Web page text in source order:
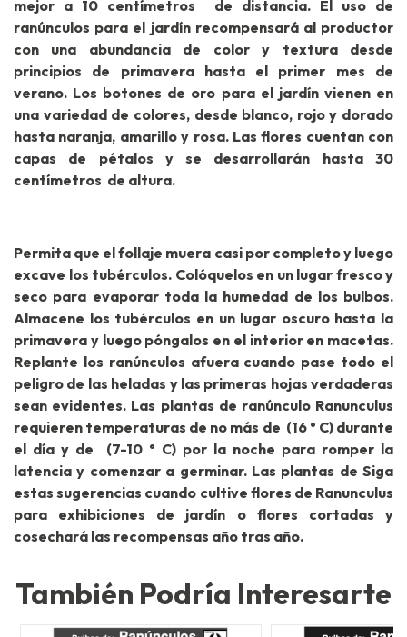
mejor a 10 centímetros de distancia. El uso de
ranúnculos para el jardín recompensará al productor
con una abundancia de color y textura desde
principios de primavera hasta el primer mes de
verano. Los botones de oro para el jardín vienen en
una variedad de colores, desde blanco, rojo y dorado
hasta naranja, amarillo y rosa. Las flores cuentan con
capas de pétalos y se desarrollarán hasta 30
centímetros de altura.
Permita que el follaje muera casi por completo y luego
excave los tubérculos. Colóquelos en un lugar fresco y
seco para evaporar toda la humedad de los bulbos.
Almacene los tubérculos en un lugar oscuro hasta la
primavera y luego póngalos en el interior en macetas.
Replante los ranúnculos afuera cuando pase todo el
peligro de las heladas y las primeras hojas verdaderas
sean evidentes. Las plantas de ranúnculo Ranunculus
requieren temperaturas de no más de (16 ° C) durante
el día y de (7-10 ° C) por la noche para romper la
latencia y comenzar a germinar. Las plantas de Siga
estas sugerencias cuando cultive flores de Ranunculus
para exhibiciones de jardín o flores cortadas y
cosechará las recompensas año tras año.
También Podría Interesarte